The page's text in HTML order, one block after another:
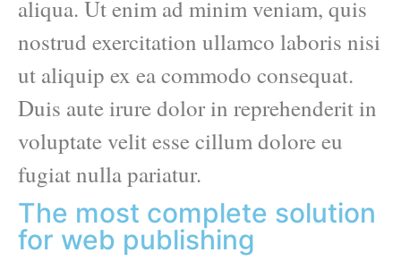
aliqua. Ut enim ad minim veniam, quis
nostrud exercitation ullamco laboris nisi
ut aliquip ex ea commodo consequat.
Duis aute irure dolor in reprehenderit in
voluptate velit esse cillum dolore eu
fugiat nulla pariatur.
The most complete solution
for web publishing